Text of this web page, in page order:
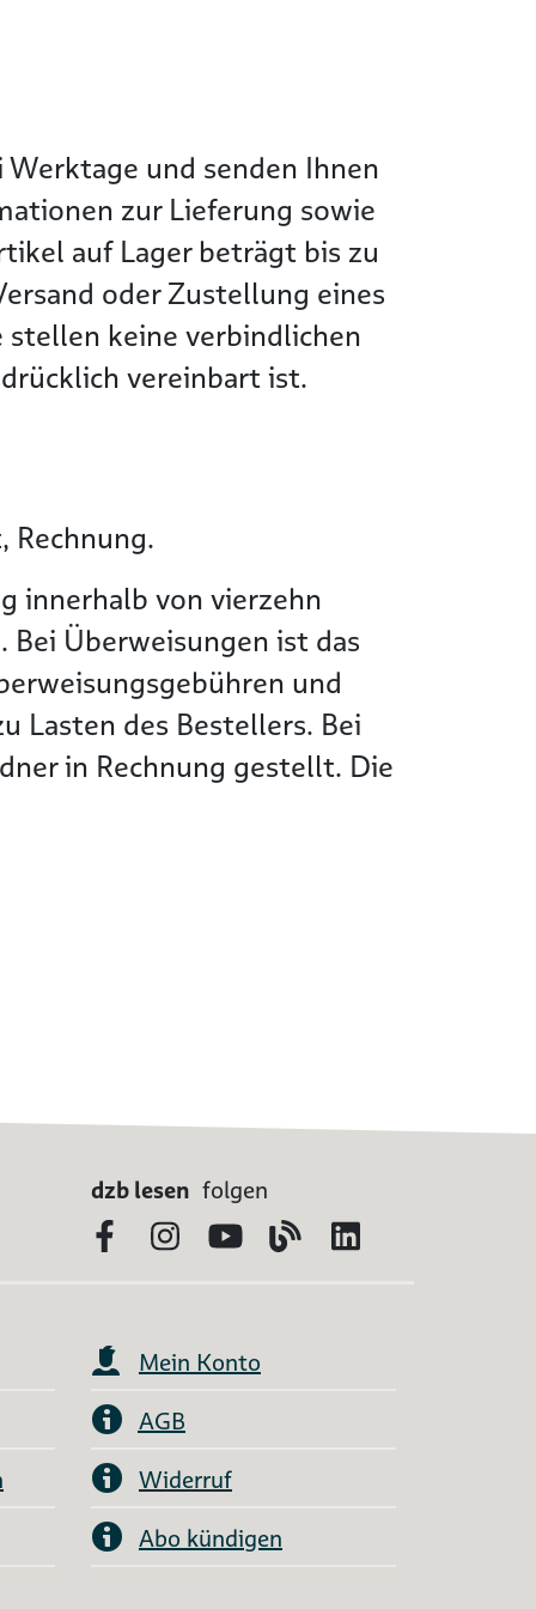
und senden Ihnen
zur Lieferung sowie
auf Lager beträgt bis zu
oder Zustellung eines
stellen keine verbindlichen
vereinbart ist.
Rechnung.
innerhalb von vierzehn
Überweisungen ist das
und
Lasten des Bestellers. Bei
in Rechnung gestellt. Die
dzb lesen folgen
FacebookInstagram
YouTubeBlog
Mein Konto
AGB
Widerruf
Abo kündigen